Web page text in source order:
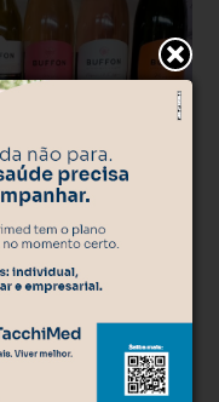
selo “Sabor
sucos e destilados
ocorre neste sábado